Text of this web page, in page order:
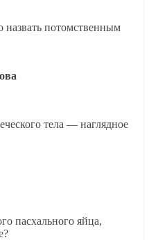
потомственным
тела — наглядное
пасхального яйца,